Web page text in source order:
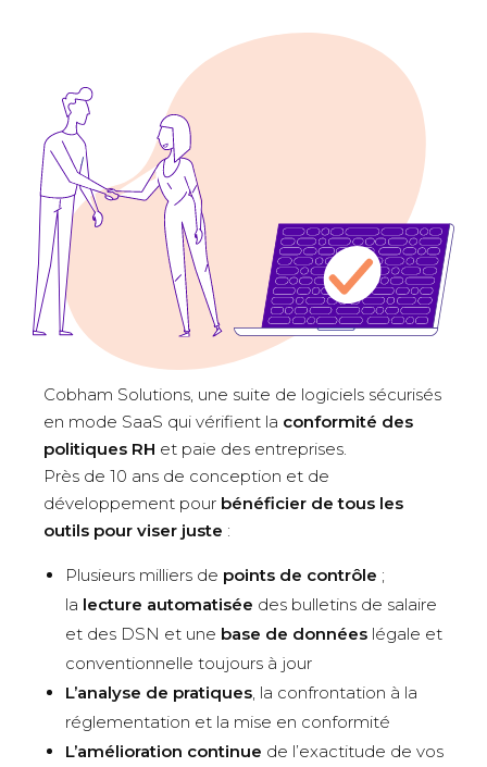
Cobham Solutions, une suite de logiciels sécurisés
en mode SaaS qui vérifient la conformité des
politiques RH et paie des entreprises.
Près de 10 ans de conception et de
développement pour bénéficier de tous les
outils pour viser juste :
Plusieurs milliers de points de contrôle ;
la lecture automatisée des bulletins de salaire
et des DSN et une base de données légale et
conventionnelle toujours à jour
L’analyse de pratiques, la confrontation à la
réglementation et la mise en conformité
L’amélioration continue de l’exactitude de vos